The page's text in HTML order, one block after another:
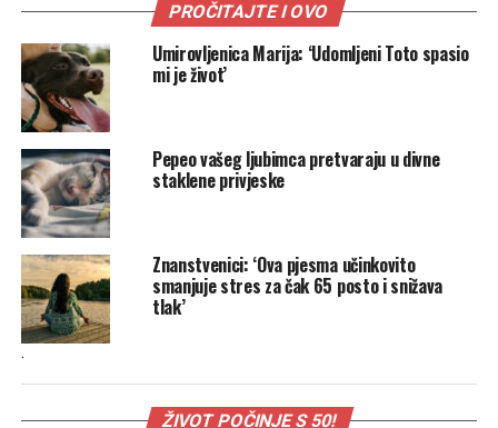
PROČITAJTE I OVO
Umirovljenica Marija: ‘Udomljeni Toto spasio
mi je život’
Pepeo vašeg ljubimca pretvaraju u divne
staklene privjeske
Znanstvenici: ‘Ova pjesma učinkovito
smanjuje stres za čak 65 posto i snižava
tlak’
.
ŽIVOT POČINJE S 50!